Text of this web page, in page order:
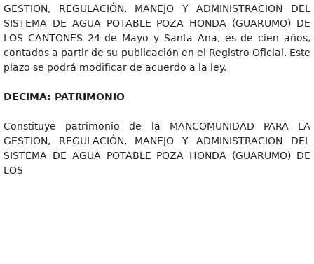
GESTION, REGULACIÓN, MANEJO Y ADMINISTRACION DEL
SISTEMA DE AGUA POTABLE POZA HONDA (GUARUMO) DE
LOS CANTONES 24 de Mayo y Santa Ana, es de cien años,
contados a partir de su publicación en el Registro Oficial. Este
plazo se podrá modificar de acuerdo a la ley.
DECIMA: PATRIMONIO
Constituye patrimonio de la MANCOMUNIDAD PARA LA
GESTION, REGULACIÓN, MANEJO Y ADMINISTRACION DEL
SISTEMA DE AGUA POTABLE POZA HONDA (GUARUMO) DE
LOS